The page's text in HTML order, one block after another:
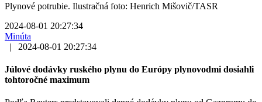
Plynové potrubie. Ilustračná foto: Henrich Mišovič/TASR
2024-08-01 20:27:34
Minúta
|
2024-08-01 20:27:34
Júlové dodávky ruského plynu do Európy plynovodmi dosiahli
tohtoročné maximum